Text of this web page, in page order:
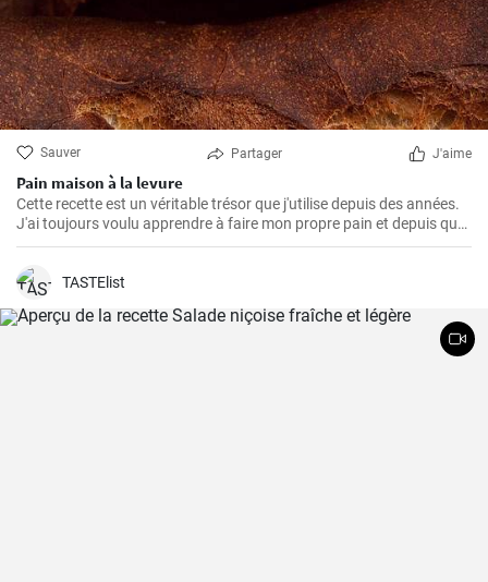
Sauver Partager J'aime
Pain maison à la levure
Cette recette est un véritable trésor que j'utilise depuis des années.
J'ai toujours voulu apprendre à faire mon propre pain et depuis que
j'ai trouvé cette recette, je ne mange plus rien d'autre. L'odeur et le
TASTElist